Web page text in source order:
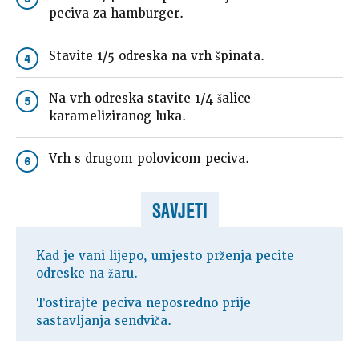
peciva za hamburger.
4 Stavite 1/5 odreska na vrh špinata.
5
Na vrh odreska stavite 1/4 šalice
karameliziranog luka.
6 Vrh s drugom polovicom peciva.
SAVJETI
Kad je vani lijepo, umjesto prženja pecite
odreske na žaru.
Tostirajte peciva neposredno prije
sastavljanja sendviča.